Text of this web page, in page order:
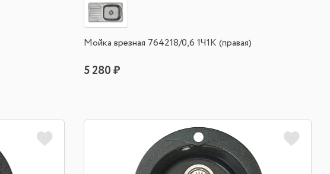
Мойка врезная 764218/0,6 1Ч1К (правая)
5 280 ₽